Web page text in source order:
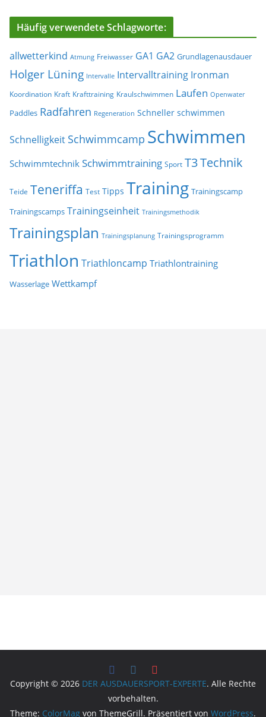
Häufig verwendete Schlagworte:
allwetterkind Atmung Freiwasser GA1 GA2 Grundlagenausdauer
Holger Lüning Intervalle Intervalltraining Ironman
Koordination Kraft Krafttraining Kraulschwimmen Laufen Openwater
Paddles Radfahren Regeneration Schneller schwimmen
Schnelligkeit Schwimmcamp Schwimmen
Schwimmtechnik Schwimmtraining Sport T3Technik
Teide Teneriffa Test Tipps Training Trainingscamp
Trainingscamps Trainingseinheit Trainingsmethodik
Trainingsplan Trainingsplanung Trainingsprogramm
Triathlon Triathloncamp Triathlontraining
Wasserlage Wettkampf
Copyright © 2026 DER AUSDAUERSPORT-EXPERTE. Alle Rechte
vorbehalten.
Theme: ColorMag von ThemeGrill. Präsentiert von WordPress.